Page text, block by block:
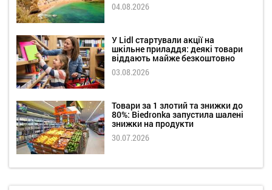
04.08.2026
У Lidl стартували акції на
шкільне приладдя: деякі товари
віддають майже безкоштовно
03.08.2026
Товари за 1 злотий та знижки до
80%: Biedronka запустила шалені
знижки на продукти
30.07.2026